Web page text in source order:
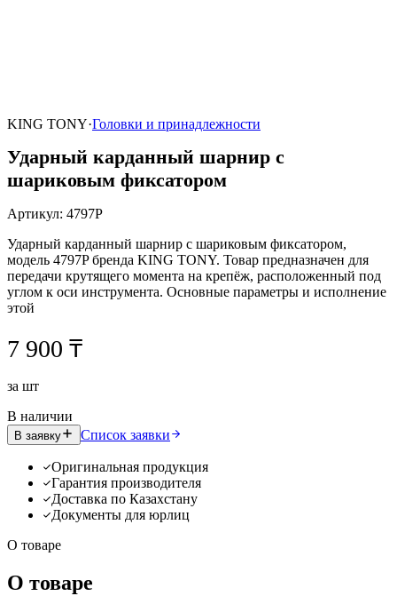
KING TONY·Головки и принадлежности
Ударный карданный шарнир с
шариковым фиксатором
Артикул: 4797P
Ударный карданный шарнир с шариковым фиксатором,
модель 4797P бренда KING TONY. Товар предназначен для
передачи крутящего момента на крепёж, расположенный под
углом к оси инструмента. Основные параметры и исполнение
этой
7 900 ₸
за шт
В наличии
В заявку Список заявки
Оригинальная продукция
Гарантия производителя
Доставка по Казахстану
Документы для юрлиц
О товаре
О товаре